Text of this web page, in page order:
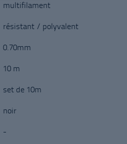
multifilament
résistant / polyvalent
0.70mm
10 m
set de 10m
noir
-